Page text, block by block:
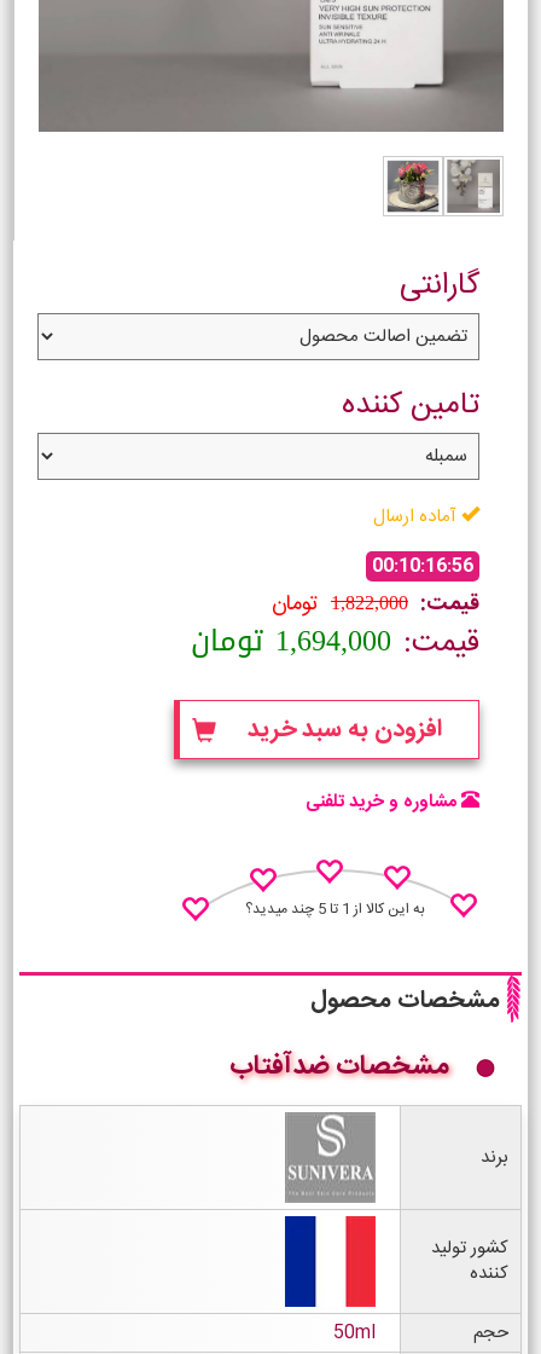
گارانتی
تامین کننده
آماده ارسال
00:10:16:55
قیمت: 1,822,000 تومان
قیمت: 1,694,000 تومان
افزودن به سبد خرید
مشاوره و خرید تلفنی
به این کالا از 1 تا 5 چند میدید؟
مشخصات محصول
مشخصات ضدآفتاب
برند
کشور تولید
کننده
حجم
50ml